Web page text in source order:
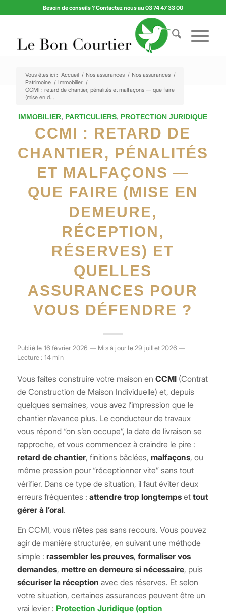
Besoin de conseils ? Contactez nous au 03 74 47 33 00
Vous êtes ici : Accueil / Nos assurances / Nos assurances /
Patrimoine / Immobilier /
CCMI : retard de chantier, pénalités et malfaçons — que faire
(mise en d...
IMMOBILIER, PARTICULIERS, PROTECTION JURIDIQUE
CCMI : RETARD DE
CHANTIER, PÉNALITÉS
ET MALFAÇONS —
QUE FAIRE (MISE EN
DEMEURE,
RÉCEPTION,
RÉSERVES) ET
QUELLES
ASSURANCES POUR
VOUS DÉFENDRE ?
Publié le 16 février 2026 — Mis à jour le 29 juillet 2026 —
Lecture : 14 min
Vous faites construire votre maison en CCMI(Contrat
de Construction de Maison Individuelle) et, depuis
quelques semaines, vous avez l’impression que le
chantier n’avance plus. Le conducteur de travaux
vous répond “on s’en occupe”, la date de livraison se
rapproche, et vous commencez à craindre le pire :
retard de chantier, finitions bâclées, malfaçons, ou
même pression pour “réceptionner vite” sans tout
vérifier. Dans ce type de situation, il faut éviter deux
erreurs fréquentes : attendre trop longtempset tout
gérer à l’oral.
En CCMI, vous n’êtes pas sans recours. Vous pouvez
agir de manière structurée, en suivant une méthode
simple : rassembler les preuves, formaliser vos
demandes, mettre en demeure si nécessaire, puis
sécuriser la réception avec des réserves. Et selon
votre situation, certaines assurances peuvent être un
vrai levier : Protection Juridique (option